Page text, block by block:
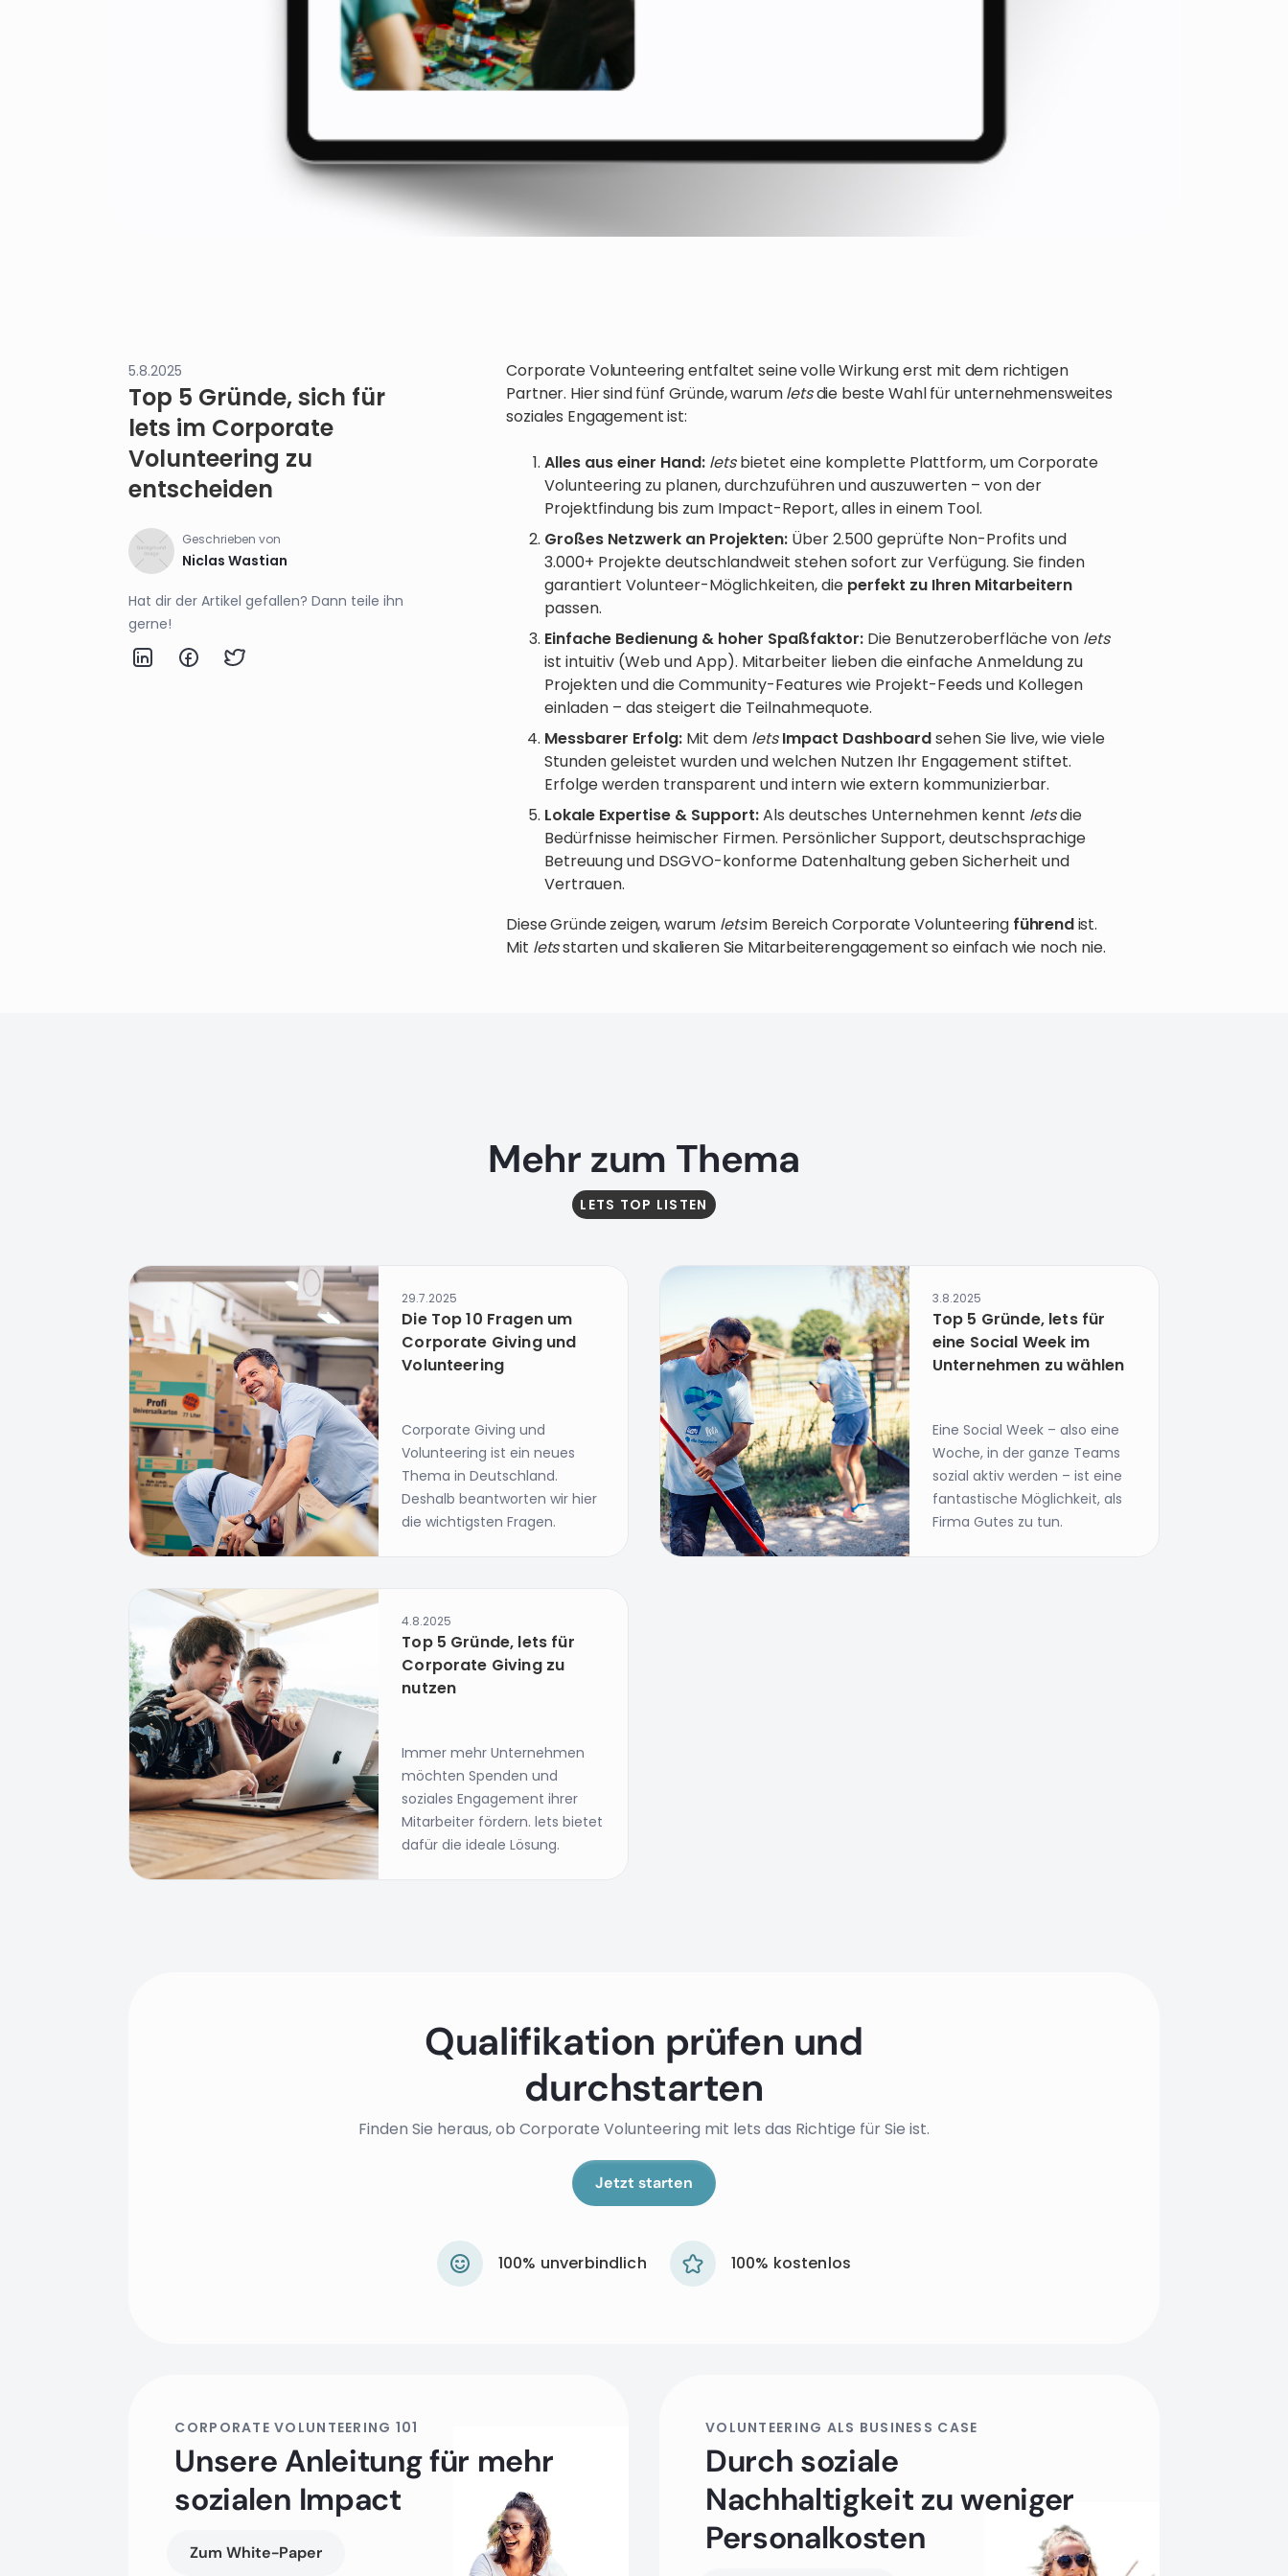
5.8.2025
Top 5 Gründe, sich für
lets im Corporate
Volunteering zu
entscheiden
Geschrieben von
Niclas Wastian
Hat dir der Artikel gefallen? Dann teile ihn
gerne!
Corporate Volunteering entfaltet seine volle Wirkung erst mit dem richtigen
Partner. Hier sind fünf Gründe, warumletsdie beste Wahl für unternehmensweites
soziales Engagement ist:
Alles aus einer Hand: letsbietet eine komplette Plattform, um Corporate
Volunteering zu planen, durchzuführen und auszuwerten – von der
Projektfindung bis zum Impact-Report, alles in einem Tool.
Großes Netzwerk an Projekten: Über 2.500 geprüfte Non-Profits und
3.000+ Projekte deutschlandweit stehen sofort zur Verfügung. Sie finden
garantiert Volunteer-Möglichkeiten, die perfekt zu Ihren Mitarbeitern
passen.
Einfache Bedienung & hoher Spaßfaktor: Die Benutzeroberfläche von lets
ist intuitiv (Web und App). Mitarbeiter lieben die einfache Anmeldung zu
Projekten und die Community-Features wie Projekt-Feeds und Kollegen
einladen – das steigert die Teilnahmequote.
Messbarer Erfolg: Mit dem letsImpact Dashboardsehen Sie live, wie viele
Stunden geleistet wurden und welchen Nutzen Ihr Engagement stiftet.
Erfolge werden transparent und intern wie extern kommunizierbar.
Lokale Expertise & Support:Als deutsches Unternehmen kennt letsdie
Bedürfnisse heimischer Firmen. Persönlicher Support, deutschsprachige
Betreuung und DSGVO-konforme Datenhaltung geben Sicherheit und
Vertrauen.
Diese Gründe zeigen, warum letsim Bereich Corporate Volunteering führendist.
Mit letsstarten und skalieren Sie Mitarbeiterengagement so einfach wie noch nie.
Mehr zum Thema
LETS TOP LISTEN
29.7.2025
Die Top 10 Fragen um
Corporate Giving und
Volunteering
Corporate Giving und
Volunteering ist ein neues
Thema in Deutschland.
Deshalb beantworten wir hier
die wichtigsten Fragen.
3.8.2025
Top 5 Gründe, lets für
eine Social Week im
Unternehmen zu wählen
Eine Social Week – also eine
Woche, in der ganze Teams
sozial aktiv werden – ist eine
fantastische Möglichkeit, als
Firma Gutes zu tun.
4.8.2025
Top 5 Gründe, lets für
Corporate Giving zu
nutzen
Immer mehr Unternehmen
möchten Spenden und
soziales Engagement ihrer
Mitarbeiter fördern. lets bietet
dafür die ideale Lösung.
Qualifikation prüfen und
durchstarten
Finden Sie heraus, ob Corporate Volunteering mit lets das Richtige für Sie ist.
Jetzt starten
100% unverbindlich 100% kostenlos
CORPORATE VOLUNTEERING 101
Unsere Anleitung für mehr
sozialen Impact
Zum White-Paper
VOLUNTEERING ALS BUSINESS CASE
Durch soziale
Nachhaltigkeit zu weniger
Personalkosten